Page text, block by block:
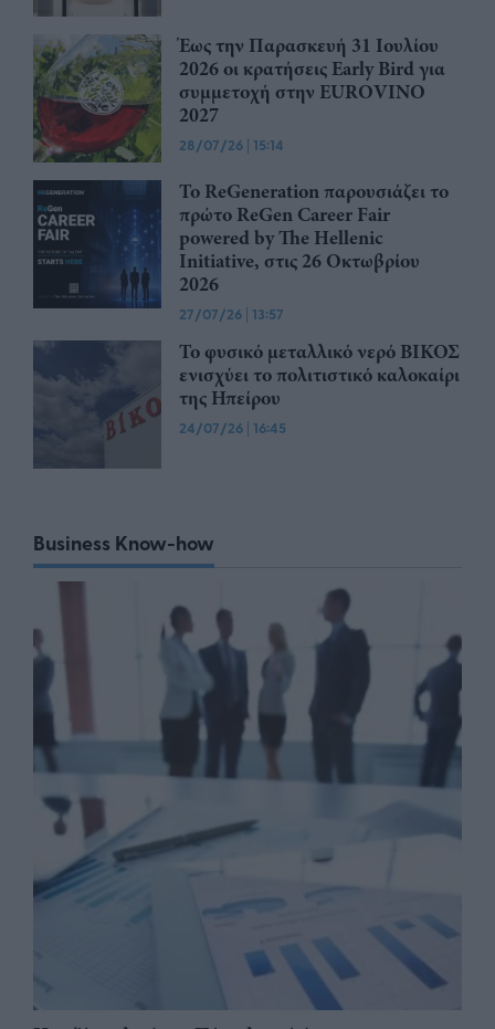
Έως την Παρασκευή 31 Ιουλίου
2026 οι κρατήσεις Early Bird για
συμμετοχή στην EUROVINO
2027
28/07/26 | 15:14
Το ReGeneration παρουσιάζει το
πρώτο ReGen Career Fair
powered by The Hellenic
Initiative, στις 26 Οκτωβρίου
2026
27/07/26 | 13:57
Το φυσικό μεταλλικό νερό ΒΙΚΟΣ
ενισχύει το πολιτιστικό καλοκαίρι
της Ηπείρου
24/07/26 | 16:45
Business Know-how